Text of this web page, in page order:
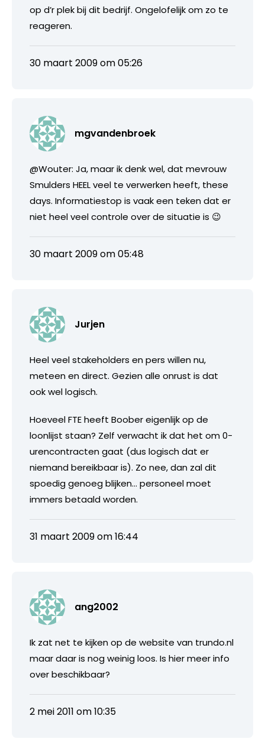
op d’r plek bij dit bedrijf. Ongelofelijk om zo te
reageren.
30 maart 2009 om 05:26
mgvandenbroek
@Wouter: Ja, maar ik denk wel, dat mevrouw
Smulders HEEL veel te verwerken heeft, these
days. Informatiestop is vaak een teken dat er
niet heel veel controle over de situatie is 😉
30 maart 2009 om 05:48
Jurjen
Heel veel stakeholders en pers willen nu,
meteen en direct. Gezien alle onrust is dat
ook wel logisch.
Hoeveel FTE heeft Boober eigenlijk op de
loonlijst staan? Zelf verwacht ik dat het om 0-
urencontracten gaat (dus logisch dat er
niemand bereikbaar is). Zo nee, dan zal dit
spoedig genoeg blijken… personeel moet
immers betaald worden.
31 maart 2009 om 16:44
ang2002
Ik zat net te kijken op de website van trundo.nl
maar daar is nog weinig loos. Is hier meer info
over beschikbaar?
2 mei 2011 om 10:35